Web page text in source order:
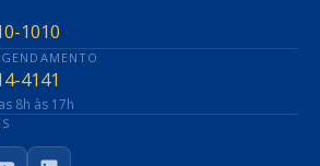
1010
4141
8h às 17h